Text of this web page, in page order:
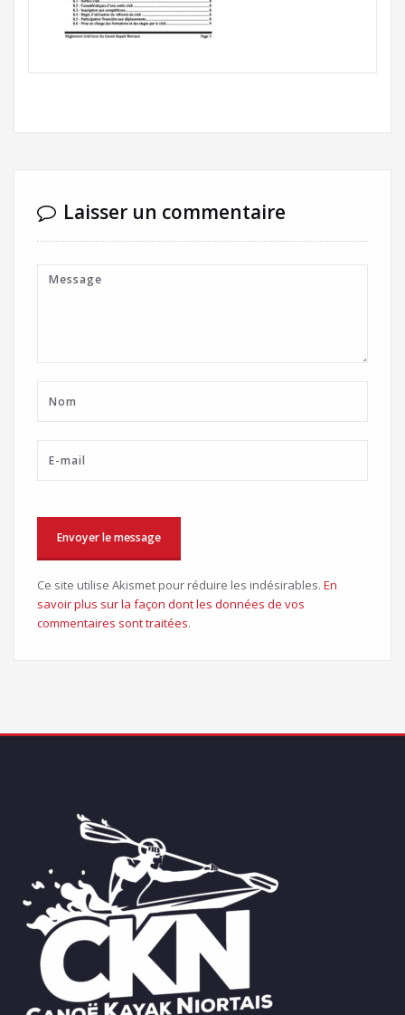
Laisser un commentaire
Ce site utilise Akismet pour réduire les indésirables. En
savoir plus sur la façon dont les données de vos
commentaires sont traitées.